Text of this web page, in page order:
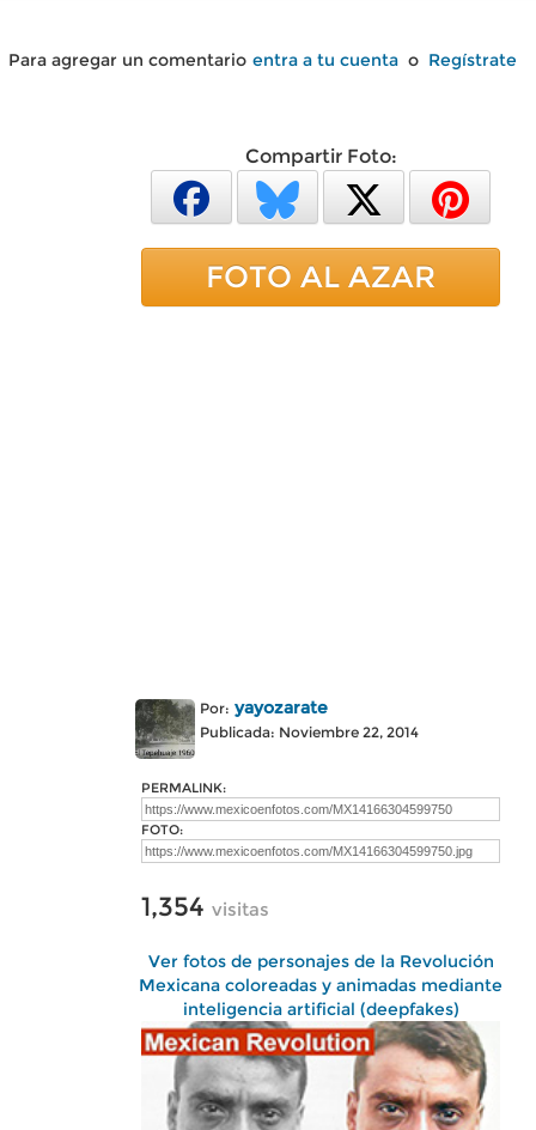
Para agregar un comentario entra a tu cuenta o Regístrate
Compartir Foto:
FOTO AL AZAR
Por: yayozarate
Publicada: Noviembre 22, 2014
PERMALINK:
FOTO:
1,354 visitas
Ver fotos de personajes de la Revolución
Mexicana coloreadas y animadas mediante
inteligencia artificial (deepfakes)